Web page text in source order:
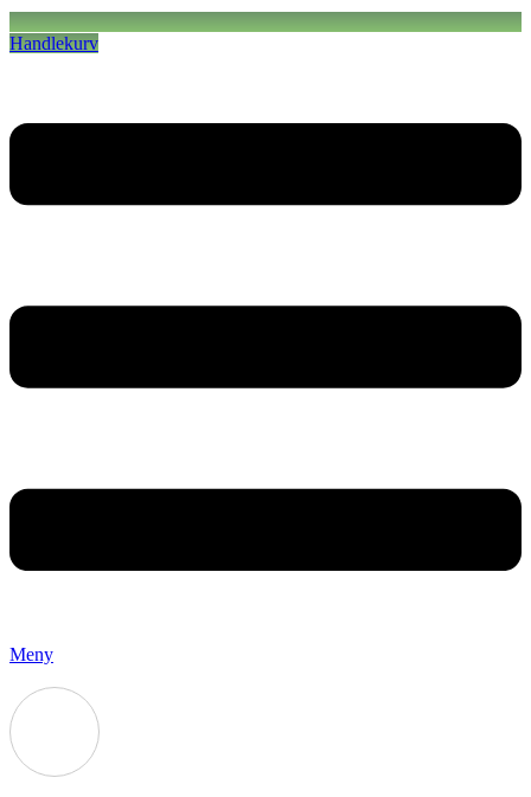
Handlekurv
Meny